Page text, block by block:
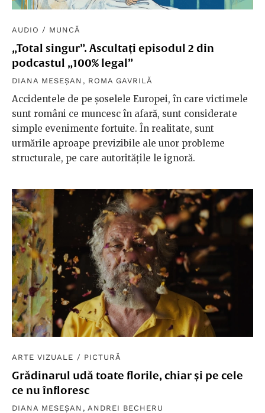
AUDIO / MUNCĂ
„Total singur”. Ascultați episodul 2 din
podcastul „100% legal”
DIANA MESEȘAN , ROMA GAVRILĂ
Accidentele de pe șoselele Europei, în care victimele
sunt români ce muncesc în afară, sunt considerate
simple evenimente fortuite. În realitate, sunt
urmările aproape previzibile ale unor probleme
structurale, pe care autoritățile le ignoră.
ARTE VIZUALE / PICTURĂ
Grădinarul udă toate florile, chiar și pe cele
ce nu înfloresc
DIANA MESEȘAN , ANDREI BECHERU